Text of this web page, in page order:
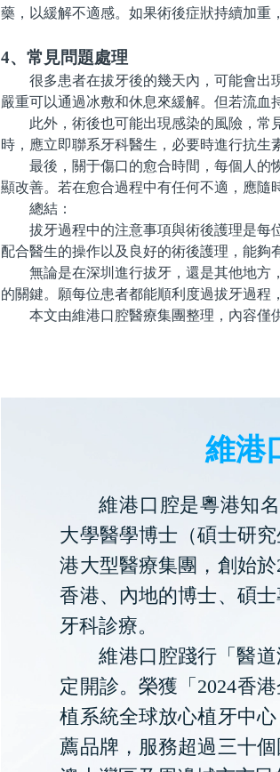
藥，以緩解不適感。如果術後症狀持續加重
4、常見問題處理
很多患者在拔牙後的幾天內，可能會出
嚴重可以通過冰敷和休息來緩解。但若流血
此外，術後也可能出現感染的風險，常
時，應立即聯系牙科醫生，必要時進行抗生
最後，關于傷口的愈合時間，每個人的
顯改善。若在愈合過程中有任何不適，應隨
總結：
拔牙過程中的注意事項與術後護理是每
配合醫生的操作以及良好的術後護理，能夠
無論是在深圳進行拔牙，還是其他地方
的關鍵。願每位患者都能順利度過拔牙過程
本文由維港口腔醫療集團整理，內容僅
維港
維港口腔是粵港知
大學醫學博士（碩士研
港大型醫療集團，創始
香港、內地的博士、碩
牙科診療。
維港口腔踐行「醫
定開診。榮獲「2024香
植系統全球放心植牙中
薦品牌，服務超過三十